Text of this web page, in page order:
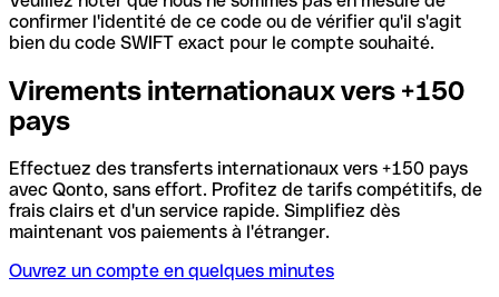
confirmer l'identité de ce code ou de vérifier qu'il s'agit
bien du code SWIFT exact pour le compte souhaité.
Virements internationaux vers +150
pays
Effectuez des transferts internationaux vers +150 pays
avec Qonto, sans effort. Profitez de tarifs compétitifs, de
frais clairs et d'un service rapide. Simplifiez dès
maintenant vos paiements à l'étranger.
Ouvrez un compte en quelques minutes